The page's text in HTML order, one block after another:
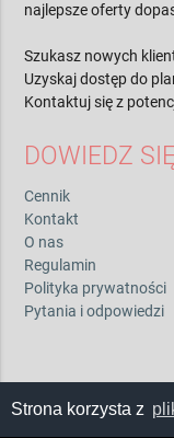
Strona korzysta z
najlepsze oferty
Szukasz nowych
Uzyskaj dostęp do
Kontaktuj się z
DOWIEDZ
Cennik
Kontakt
O nas
Regulamin
Polityka prywatności
Pytania i odpowiedzi